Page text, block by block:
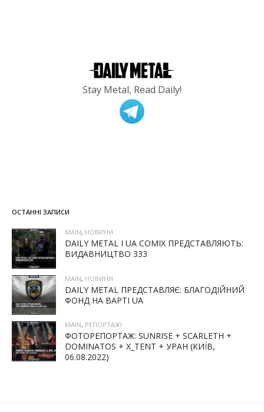
Stay Metal, Read Daily!
ОСТАННІ ЗАПИСИ
MAIN, НОВИНИ
DAILY METAL І UA COMIX ПРЕДСТАВЛЯЮТЬ:
ВИДАВНИЦТВО 333
MAIN, НОВИНИ
DAILY METAL ПРЕДСТАВЛЯЄ: БЛАГОДІЙНИЙ
ФОНД НА ВАРТІ UA
MAIN, РЕПОРТАЖІ
ФОТОРЕПОРТАЖ: SUNRISE + SCARLETH +
DOMINATOS + X_TENT + УРАН (КИЇВ,
06.08.2022)